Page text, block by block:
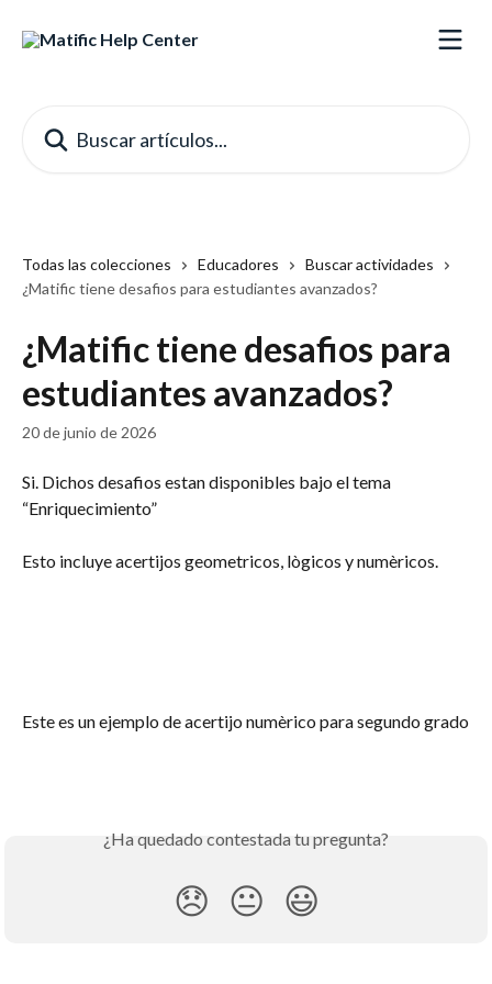
Todas las colecciones Educadores
Buscar actividades
¿Matific tiene desafios para estudiantes avanzados?
¿Matific tiene desafios para
estudiantes avanzados?
20 de junio de 2026
Si. Dichos desafios estan disponibles bajo el tema
“Enriquecimiento”
Esto incluye acertijos geometricos, lògicos y numèricos.
Este es un ejemplo de acertijo numèrico para segundo grado
¿Ha quedado contestada tu pregunta?
😞 😐 😃